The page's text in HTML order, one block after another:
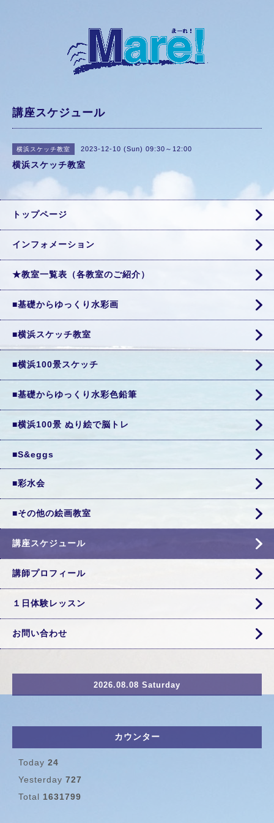
講座スケジュール
横浜スケッチ教室 2023-12-10 (Sun) 09:30～12:00
横浜スケッチ教室
トップページ
インフォメーション
★教室一覧表（各教室のご紹介）
■基礎からゆっくり水彩画
■横浜スケッチ教室
■横浜100景スケッチ
■基礎からゆっくり水彩色鉛筆
■横浜100景 ぬり絵で脳トレ
■S&eggs
■彩水会
■その他の絵画教室
講座スケジュール
講師プロフィール
１日体験レッスン
お問い合わせ
2026.08.08 Saturday
カウンター
Today 24
Yesterday 727
Total 1631799